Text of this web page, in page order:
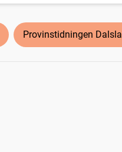
Provinstidningen